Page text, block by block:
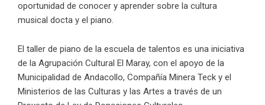
oportunidad de conocer y aprender sobre la cultura
musical docta y el piano.
El taller de piano de la escuela de talentos es una iniciativa
de la Agrupación Cultural El Maray, con el apoyo de la
Municipalidad de Andacollo, Compañía Minera Teck y el
Ministerios de las Culturas y las Artes a través de un